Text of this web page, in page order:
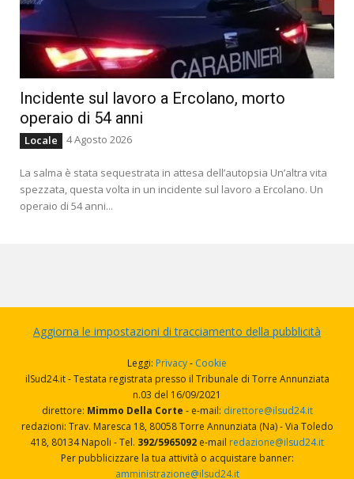
Incidente sul lavoro a Ercolano, morto
operaio di 54 anni
Locale 4 Agosto 2026
La salma è stata sequestrata in attesa dell’autopsia Un’altra vita
spezzata, questa volta in un incidente sul lavoro a Ercolano. Un
operaio di 54 anni...
Aggiorna le impostazioni di tracciamento della pubblicità
Leggi: Privacy- Cookie
ilSud24.it - Testata registrata presso il Tribunale di Torre Annunziata
n.03 del 16/09/2021
direttore: Mimmo Della Corte - e-mail: direttore@ilsud24.it
redazioni: Trav. Maresca 18, 80058 Torre Annunziata (Na) - Via Toledo
418, 80134 Napoli - Tel. 392/5965092 e-mail redazione@ilsud24.it
Per pubblicizzare la tua attività o acquistare banner:
amministrazione@ilsud24.it